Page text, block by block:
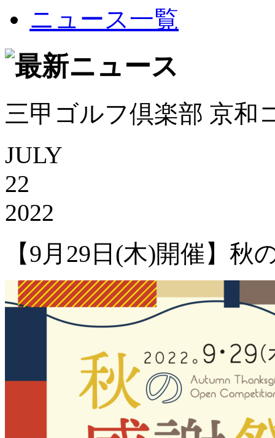
ニュース一覧
三甲ゴルフ倶楽部 京和
JULY
22
2022
【9月29日(木)開催】